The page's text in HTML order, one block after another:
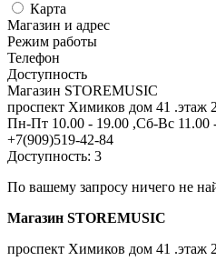
Карта
Магазин и адрес
Режим работы
Телефон
Доступность
Магазин STOREMUSIC
проспект Химиков дом 41
Пн-Пт 10.00 - 19.00 ,Сб-Вс 11.00
+7(909)519-42-84
Доступность: 3
По вашему запросу ничего не
Магазин STOREMUSIC
проспект Химиков дом 41